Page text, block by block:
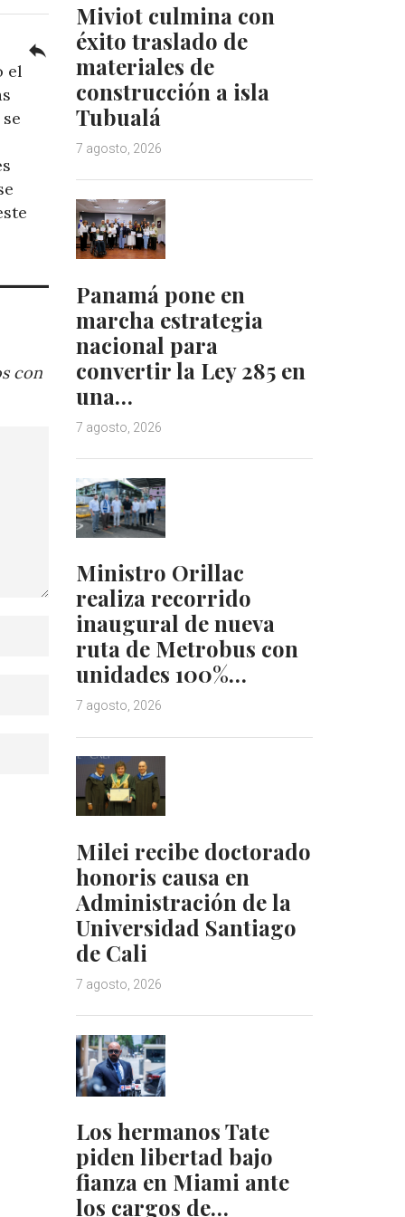
el
reply
con
Miviot culmina con
éxito traslado de
materiales de
construcción a isla
Tubualá
7 agosto, 2026
Panamá pone en
marcha estrategia
nacional para
convertir la Ley 285 en
una…
7 agosto, 2026
Ministro Orillac
realiza recorrido
inaugural de nueva
ruta de Metrobus con
unidades 100%…
7 agosto, 2026
Milei recibe doctorado
honoris causa en
Administración de la
Universidad Santiago
de Cali
7 agosto, 2026
Los hermanos Tate
piden libertad bajo
fianza en Miami ante
los cargos de…